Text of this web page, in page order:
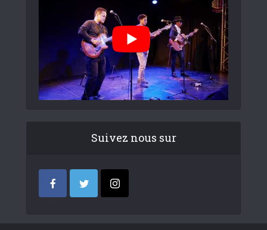
Suivez nous sur